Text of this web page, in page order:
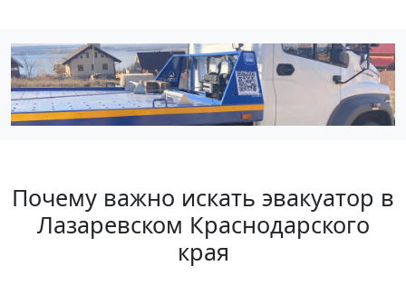
Почему важно искать эвакуатор в
Лазаревском Краснодарского
края